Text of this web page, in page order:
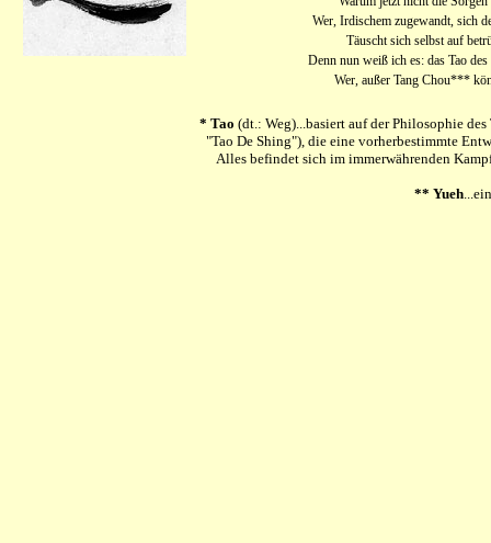
Wer, Irdischem zugewandt, sich
Täuscht sich selbst auf
Denn nun weiß ich es: das Tao
Wer, außer Tang Chou***
* Tao (dt.: Weg)...basiert auf der Philosophie
"Tao De Shing"), die eine vorherbestimmte
Alles befindet sich im immerwährenden
** Yueh